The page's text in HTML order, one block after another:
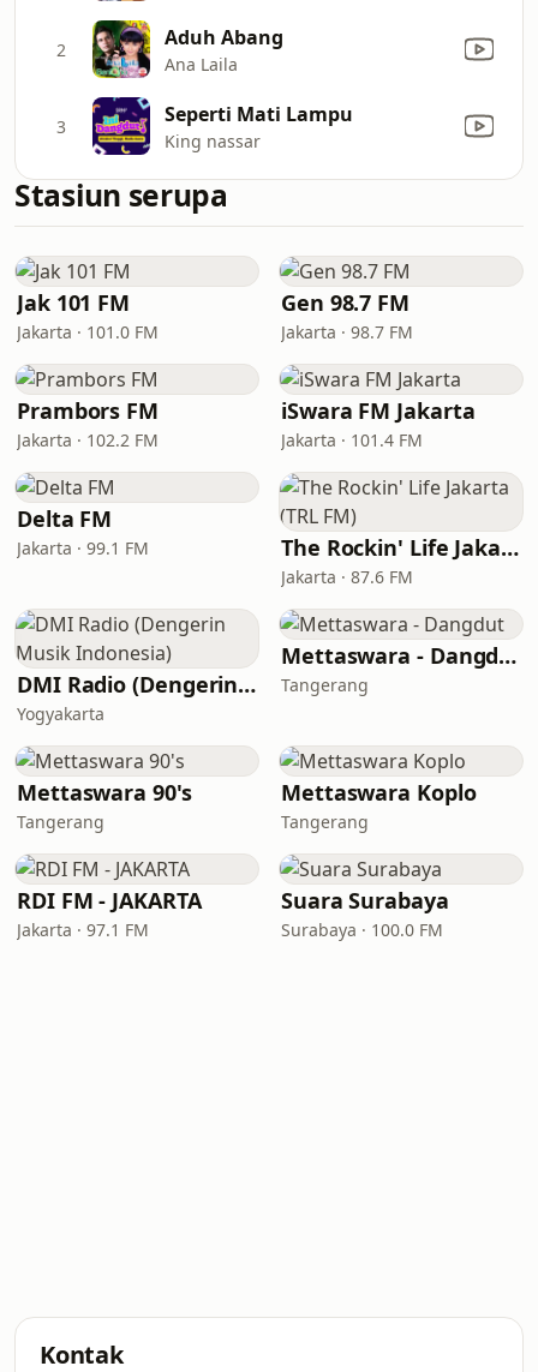
2 Aduh Abang
Ana Laila
3 Seperti Mati Lampu
King nassar
Stasiun serupa
Jak 101 FM
Jakarta · 101.0 FM
Gen 98.7 FM
Jakarta · 98.7 FM
Prambors FM
Jakarta · 102.2 FM
iSwara FM Jakarta
Jakarta · 101.4 FM
Delta FM
Jakarta · 99.1 FM The Rockin' Life Jakarta (TRL FM)
Jakarta · 87.6 FM
DMI Radio (Dengerin Musik Indonesia)
Yogyakarta
Mettaswara - Dangdut
Tangerang
Mettaswara 90's
Tangerang
Mettaswara Koplo
Tangerang
RDI FM - JAKARTA
Jakarta · 97.1 FM
Suara Surabaya
Surabaya · 100.0 FM
Kontak